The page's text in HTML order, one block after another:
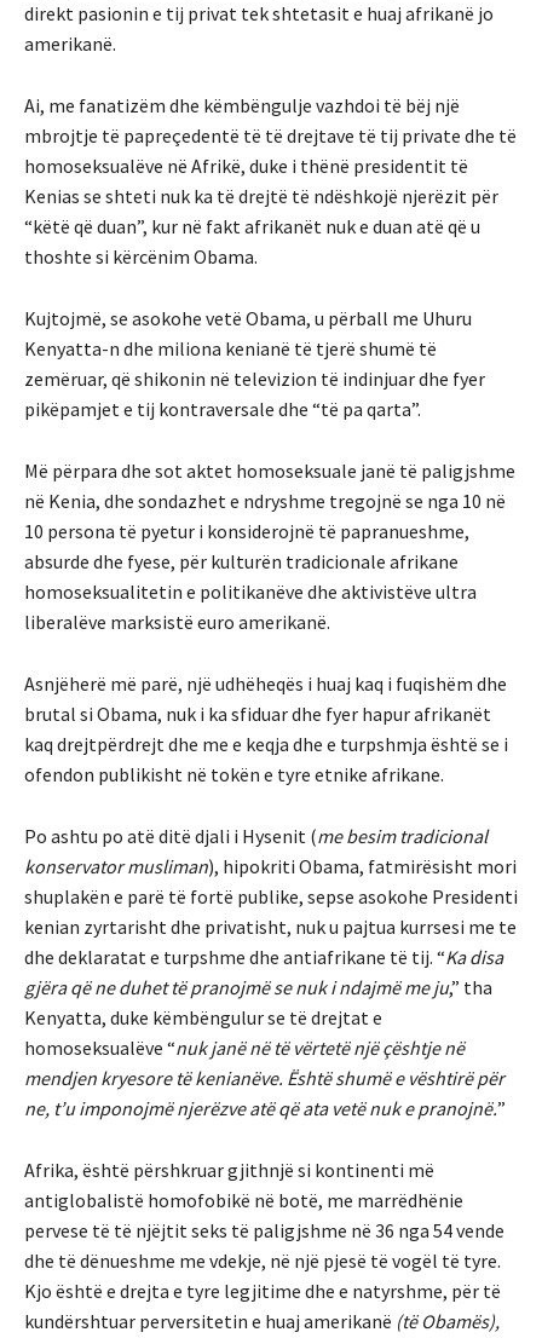
direkt pasionin e tij privat tek shtetasit e huaj afrikanë jo
amerikanë.
Ai, me fanatizëm dhe këmbëngulje vazhdoi të bëj një
mbrojtje të papreçedentë të të drejtave të tij private dhe të
homoseksualëve në Afrikë, duke i thënë presidentit të
Kenias se shteti nuk ka të drejtë të ndëshkojë njerëzit për
“këtë që duan”, kur në fakt afrikanët nuk e duan atë që u
thoshte si kërcënim Obama.
Kujtojmë, se asokohe vetë Obama, u përball me Uhuru
Kenyatta-n dhe miliona kenianë të tjerë shumë të
zemëruar, që shikonin në televizion të indinjuar dhe fyer
pikëpamjet e tij kontraversale dhe “të pa qarta”.
Më përpara dhe sot aktet homoseksuale janë të paligjshme
në Kenia, dhe sondazhet e ndryshme tregojnë se nga 10 në
10 persona të pyetur i konsiderojnë të papranueshme,
absurde dhe fyese, për kulturën tradicionale afrikane
homoseksualitetin e politikanëve dhe aktivistëve ultra
liberalëve marksistë euro amerikanë.
Asnjëherë më parë, një udhëheqës i huaj kaq i fuqishëm dhe
brutal si Obama, nuk i ka sfiduar dhe fyer hapur afrikanët
kaq drejtpërdrejt dhe me e keqja dhe e turpshmja është se i
ofendon publikisht në tokën e tyre etnike afrikane.
Po ashtu po atë ditë djali i Hysenit (me besim tradicional
konservator musliman), hipokriti Obama, fatmirësisht mori
shuplakën e parë të fortë publike, sepse asokohe Presidenti
kenian zyrtarisht dhe privatisht, nuk u pajtua kurrsesi me te
dhe deklaratat e turpshme dhe antiafrikane të tij. “Ka disa
gjëra që ne duhet të pranojmë se nuk i ndajmë me ju,” tha
Kenyatta, duke këmbëngulur se të drejtat e
homoseksualëve “nuk janë në të vërtetë një çështje në
mendjen kryesore të kenianëve. Është shumë e vështirë për
ne, t’u imponojmë njerëzve atë që ata vetë nuk e pranojnë.”
Afrika, është përshkruar gjithnjë si kontinenti më
antiglobalistë homofobikë në botë, me marrëdhënie
pervese të të njëjtit seks të paligjshme në 36 nga 54 vende
dhe të dënueshme me vdekje, në një pjesë të vogël të tyre.
Kjo është e drejta e tyre legjitime dhe e natyrshme, për të
kundërshtuar perversitetin e huaj amerikanë (të Obamës),